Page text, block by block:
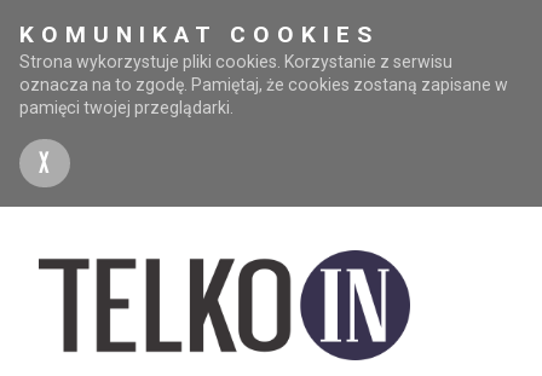
KOMUNIKAT COOKIES
Strona wykorzystuje pliki cookies. Korzystanie z serwisu
oznacza na to zgodę. Pamiętaj, że cookies zostaną zapisane w
pamięci twojej przeglądarki.
X